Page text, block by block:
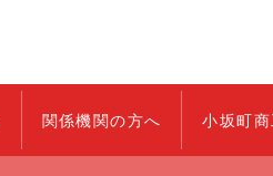
関係機関の方へ 小坂町